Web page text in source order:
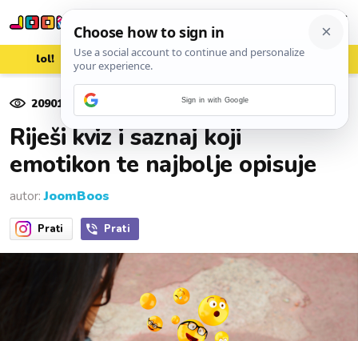
lol! aww vrh! woot?!
20901 pregleda 18. studenoga 2020.
Riješi kviz i saznaj koji
emotikon te najbolje opisuje
autor:JoomBoos
Prati Prati
Sign in with Google